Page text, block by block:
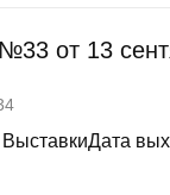
от 13